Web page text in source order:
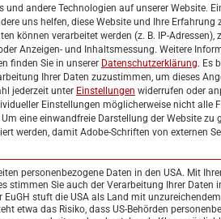
KURSE EVENTS
und andere Technologien auf unserer Website.
uns helfen, diese Website und Ihre Erfahrung
können verarbeitet werden (z. B. IP-Adressen),
Anzeigen- und Inhaltsmessung. Weitere
finden Sie in unserer Datenschutzerklärung. Es
Ihrer Daten zuzustimmen, um dieses
jederzeit unter Einstellungen widerrufen oder
Einstellungen möglicherweise nicht alle
eine einwandfreie Darstellung der Website zu
werden, damit Adobe-Schriften von externen
personenbezogene Daten in den USA. Mit
stimmen Sie auch der Verarbeitung Ihrer Daten
EuGH stuft die USA als Land mit
etwa das Risiko, dass US-Behörden